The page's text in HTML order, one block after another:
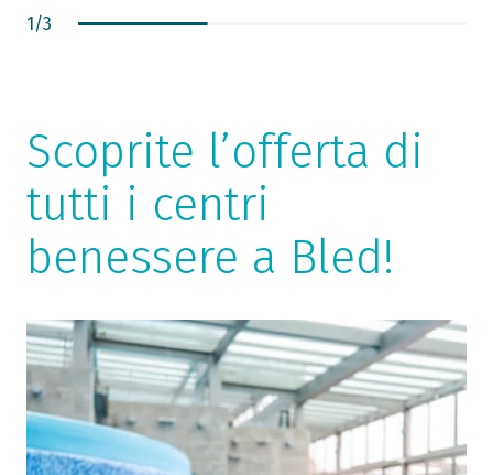
1/3
Scoprite l’offerta di
tutti i centri
benessere a Bled!